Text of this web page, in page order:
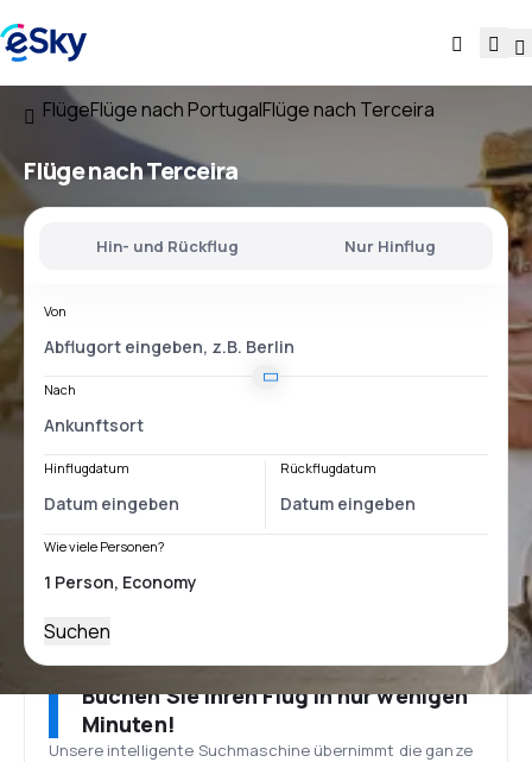
FlügeFlüge nach PortugalFlüge nach Terceira
Flüge nach Terceira
Hin- und Rückflug Nur Hinflug
Von
Nach
Hinflugdatum Rückflugdatum
Wie viele Personen?
Suchen
Buchen Sie Ihren Flug in nur wenigen
Minuten!
Unsere intelligente Suchmaschine übernimmt die ganze